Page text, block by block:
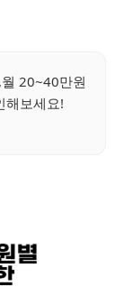
20~40만원
해보세요!